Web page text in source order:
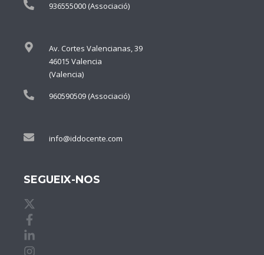
936555000 (Associació)
Av. Cortes Valencianas, 39
46015 Valencia
(Valencia)
960590509 (Associació)
info@iddocente.com
SEGUEIX-NOS